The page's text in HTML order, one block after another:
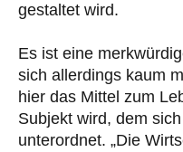
gestaltet wird.
Es ist eine
sich allerdings kaum
hier das Mittel zum
Subjekt wird, dem
unterordnet. „Die